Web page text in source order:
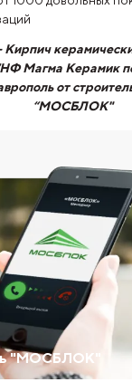
Кирпич
Магма Керамик
от
“МОСБЛОК"
"МОСБЛОК"